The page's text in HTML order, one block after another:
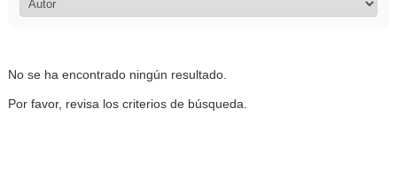
No se ha encontrado ningún resultado.
Por favor, revisa los criterios de búsqueda.